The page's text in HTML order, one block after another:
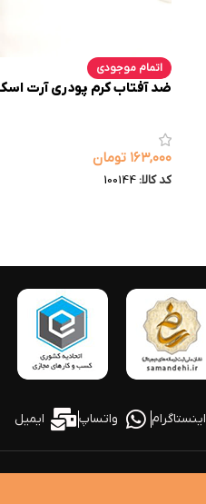
اتمام موجودی
ضد آفتاب کرم پودری آرت اسکین کد
۱۶۳,۰۰۰ تومان
کد کالا: 100144
اینستاگرام واتساپ ایمیل